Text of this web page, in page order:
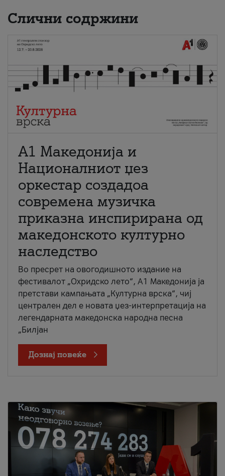
Слични содржини
А1 Македонија и
Националниот џез
оркестар создадоа
современа музичка
приказна инспирирана од
македонското културно
наследство
Во пресрет на овогодишното издание на
фестивалот „Охридско лето“, А1 Македонија ја
претстави кампањата „Културна врска“, чиј
централен дел е новата џез-интерпретација на
легендарната македонска народна песна
„Билјан
Дознај повеќе